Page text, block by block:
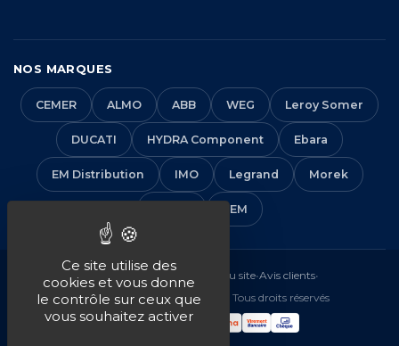
NOS MARQUES
CEMER ALMO ABB WEG Leroy Somer
DUCATI HYDRA Component Ebara
EM Distribution IMO Legrand Morek
VEM
Mentions légales Plan du site•Avis clients•
© 2016-2026 EM Distribution - Tous droits réservés
Ce site utilise des
cookies et vous donne
le contrôle sur ceux que
vous souhaitez activer